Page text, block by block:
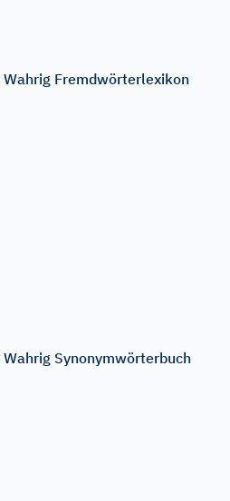
Fremdwörterlexikon
Synonymwörterbuch